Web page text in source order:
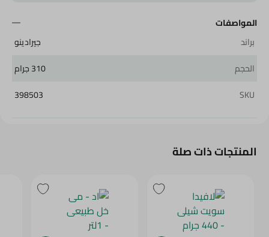
المواصفات
براند
جيرادينو
الحجم
310 جرام
SKU
398503
المنتجات ذات صلة